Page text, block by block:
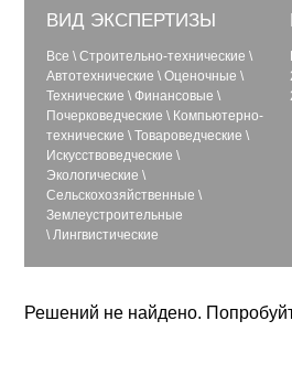
ВИД ЭКСПЕРТИЗЫ
Все \ Строительно-технические \
Автотехнические \ Оценочные \
Технические \ Финансовые \
Почерковедческие \ Компьютерно-
технические \ Товароведческие \
Искусствоведческие \
Экологические \
Сельскохозяйственные \
Землеустроительные
\ Лингвистические
Решений не найдено.